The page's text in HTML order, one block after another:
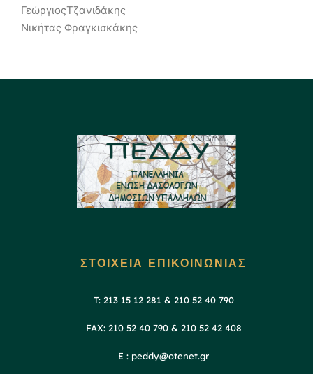
ΓεώργιοςΤζανιδάκης
Νικήτας Φραγκισκάκης
ΣΤΟΙΧΕΙΑ ΕΠΙΚΟΙΝΩΝΙΑΣ
T: 213 15 12 281 & 210 52 40 790
FAX: 210 52 40 790 & 210 52 42 408
E : peddy@otenet.gr